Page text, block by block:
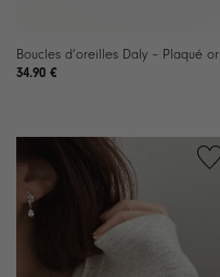
Boucles d’oreilles Daly – Plaqué or
34.90 €